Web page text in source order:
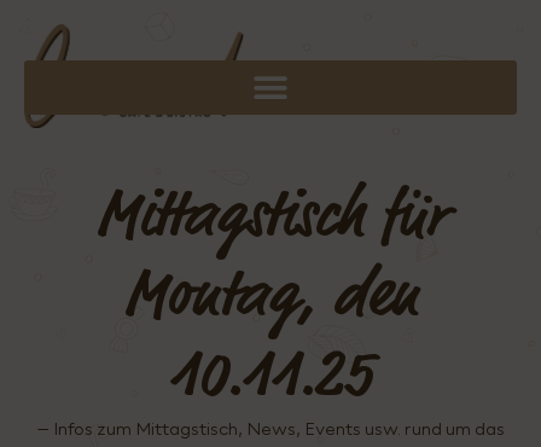
Mittagstisch für
Montag, den
10.11.25
– Infos zum Mittagstisch, News, Events usw. rund um das